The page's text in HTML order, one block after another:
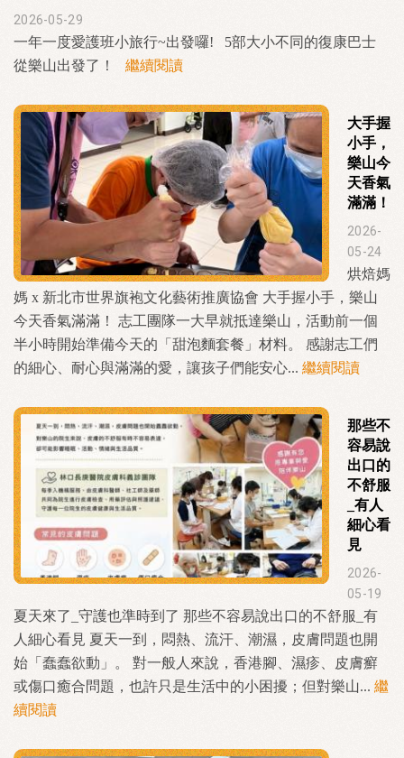
2026-05-29
一年一度愛護班小旅行~出發囉! 5部大小不同的復康巴士
從樂山出發了！ 繼續閱讀
大手握
小手，
樂山今
天香氣
滿滿！
2026-
05-24
烘焙媽
媽 x 新北市世界旗袍文化藝術推廣協會 大手握小手，樂山
今天香氣滿滿！ 志工團隊一大早就抵達樂山，活動前一個
半小時開始準備今天的「甜泡麵套餐」材料。 感謝志工們
的細心、耐心與滿滿的愛，讓孩子們能安心... 繼續閱讀
那些不
容易說
出口的
不舒服
_有人
細心看
見
2026-
05-19
夏天來了_守護也準時到了 那些不容易說出口的不舒服_有
人細心看見 夏天一到，悶熱、流汗、潮濕，皮膚問題也開
始「蠢蠢欲動」。 對一般人來說，香港腳、濕疹、皮膚癬
或傷口癒合問題，也許只是生活中的小困擾；但對樂山... 繼
續閱讀